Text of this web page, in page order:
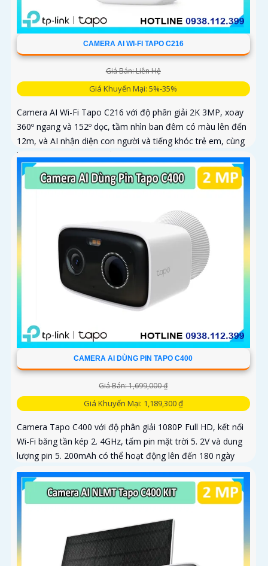
CAMERA AI WI-FI TAPO C216
Giá Bán: Liên Hệ
Giá Khuyến Mại: 5%-35%
Camera AI Wi-Fi Tapo C216 với độ phân giải 2K 3MP, xoay
360º ngang và 152º dọc, tầm nhìn ban đêm có màu lên đến
12m, và AI nhận diện con người và tiếng khóc trẻ em, cùng
khả năng theo dõi chuyển động tự động
CAMERA AI DÙNG PIN TAPO C400
Giá Bán: 1,699,000 ₫
Giá Khuyến Mại: 1,189,300 ₫
Camera Tapo C400 với độ phân giải 1080P Full HD, kết nối
Wi-Fi băng tần kép 2. 4GHz, tấm pin mặt trời 5. 2V và dung
lượng pin 5. 200mAh có thể hoạt động lên đến 180 ngày